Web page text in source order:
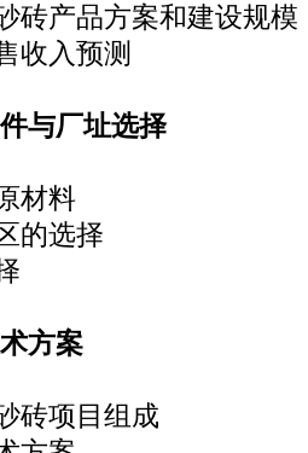
产品方案和建设规模
入预测
与厂址选择
材料
选择
方案
项目组成